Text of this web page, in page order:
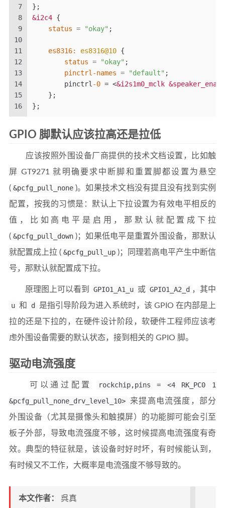
7
8
9
10
11
12
13
14
15
16
};
&i2c4 {
status = "okay" ;
    es8316:
es8316@10 {
status = "okay" ;
pinctrl-names = "default" ;
        pinctrl
-0 = <&i2s1m0_mclk
};
};
GPIO 脚默认应该拉高还是拉低
应该按照外围设备厂商提供的技术文档设置，比如触
屏 GT9271 就明确要求中断脚和重置脚都设置为悬空
( &pcfg_pull_none )。如果技术文档没有提且没有找到实例
配置，按我的习惯是：默认上下拉设置为有效电平相反的
值，比如高电平是启用，那默认就配置成下拉
( &pcfg_pull_down )；如果低电平是重置外围设备，那默认
就配置成上拉 ( &pcfg_pull_up )；同理若高电平产生中断信
号，那默认就配置成下拉。
原理图上可以看到 GPIO1_A1_u 或 GPIO1_A2_d ，其中
u 和 d
是指引导阶段为进入系统时，该 GPIO 在内部是上
拉的还是下拉的，在硬件设计阶段，软硬件工程师应该考
虑外围设备需要的默认状态，接到相关的 GPIO 脚。
驱动电流强度
可以通过配置
rockchip,pins = <4 RK_PC0 1
&pcfg_pull_none_drv_level_10>
来提高电流强度，部分
外围设备（尤其是摄像头和触摸屏）的功能脚可能会引至
板子外部，导致电流强度不够，这时候提高电流强度有奇
效。典型的特征就是，该设备时好时坏，有时候能认到，
有时候又不工作，大概率是电流强度不够导致的。
本文作者： 呉真